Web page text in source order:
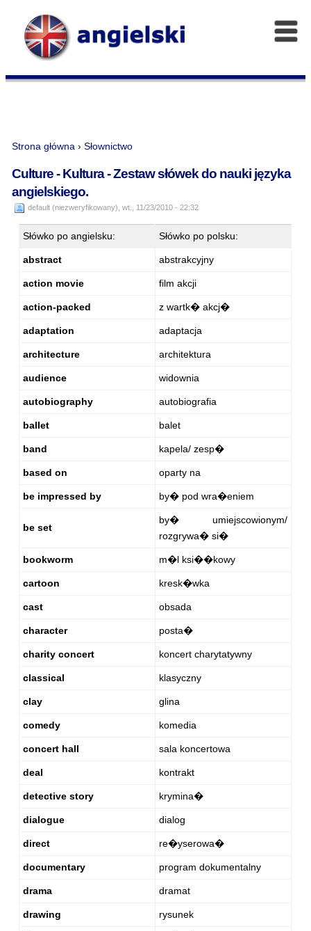
Strona główna› Słownictwo
Culture - Kultura - Zestaw słówek do nauki języka
angielskiego.
default (niezweryfikowany), wt., 11/23/2010 - 22:32
Słówko po angielsku: Słówko po polsku:
abstract abstrakcyjny
action movie film akcji
action-packed z wartk� akcj�
adaptation adaptacja
architecture architektura
audience widownia
autobiography autobiografia
ballet balet
band kapela/ zesp�
based on oparty na
be impressed by by� pod wra�eniem
be set
by� umiejscowionym/
rozgrywa� si�
bookworm m�l ksi��kowy
cartoon kresk�wka
cast obsada
character posta�
charity concert koncert charytatywny
classical klasyczny
clay glina
comedy komedia
concert hall sala koncertowa
deal kontrakt
detective story krymina�
dialogue dialog
direct re�yserowa�
documentary program dokumentalny
drama dramat
drawing rysunek